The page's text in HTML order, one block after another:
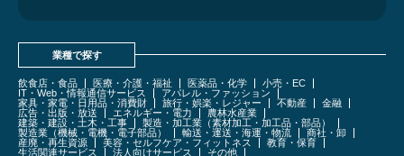
業種で探す
飲食店・食品 医療・介護・福祉 医薬品・化学
小売・EC
IT・Web・情報通信サービス
アパレル・ファッション
家具・家電・日用品・消費財
旅行・娯楽・レジャー 不動産
金融
広告・出版・放送
エネルギー・電力
農林水産業
建築・建設・土木・工事
製造・加工業（素材加工・加工品・部品）
製造業（機械・電機・電子部品）
輸送・運送・海運・物流
商社・卸
産廃・再生資源
美容・セルフケア・フィットネス
教育・保育
生活関連サービス
法人向けサービス その他